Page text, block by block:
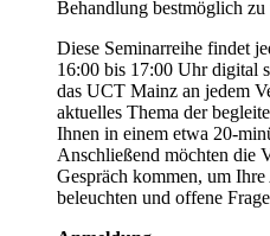
Behandlung bestmöglich zu
Diese Seminarreihe findet
16:00 bis 17:00 Uhr digital
das UCT Mainz an jedem
aktuelles Thema der
Ihnen in einem etwa 20-
Anschließend möchten die
Gespräch kommen, um
beleuchten und offene